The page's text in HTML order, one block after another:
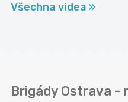
Všechna videa »
Brigády Ostrava -